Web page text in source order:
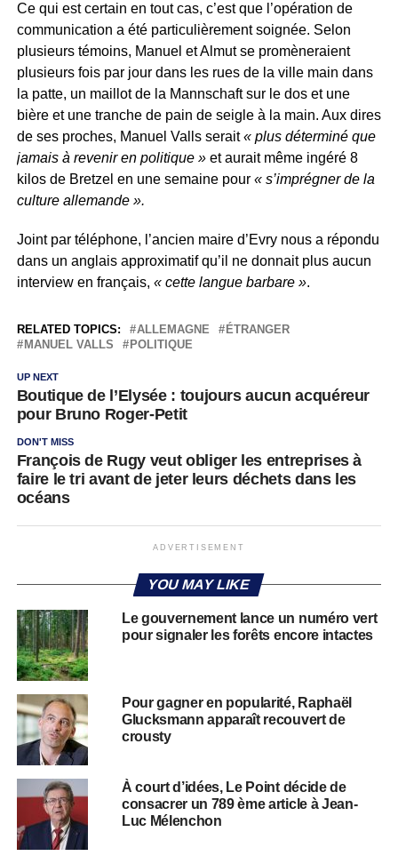
Ce qui est certain en tout cas, c’est que l’opération de
communication a été particulièrement soignée. Selon
plusieurs témoins, Manuel et Almut se promèneraient
plusieurs fois par jour dans les rues de la ville main dans
la patte, un maillot de la Mannschaft sur le dos et une
bière et une tranche de pain de seigle à la main. Aux dires
de ses proches, Manuel Valls serait« plus déterminé que
jamais à revenir en politique »et aurait même ingéré 8
kilos de Bretzel en une semaine pour « s’imprégner de la
culture allemande ».
Joint par téléphone, l’ancien maire d’Evry nous a répondu
dans un anglais approximatif qu’il ne donnait plus aucun
interview en français, « cette langue barbare ».
RELATED TOPICS: ALLEMAGNE
ÉTRANGER
MANUEL VALLS
POLITIQUE
UP NEXT
Boutique de l’Elysée : toujours aucun acquéreur
pour Bruno Roger-Petit
DON'T MISS
François de Rugy veut obliger les entreprises à
faire le tri avant de jeter leurs déchets dans les
océans
ADVERTISEMENT
YOU MAY LIKE
Le gouvernement lance un numéro vert
pour signaler les forêts encore intactes
Pour gagner en popularité, Raphaël
Glucksmann apparaît recouvert de
crousty
À court d’idées, Le Point décide de
consacrer un 789 ème article à Jean-
Luc Mélenchon